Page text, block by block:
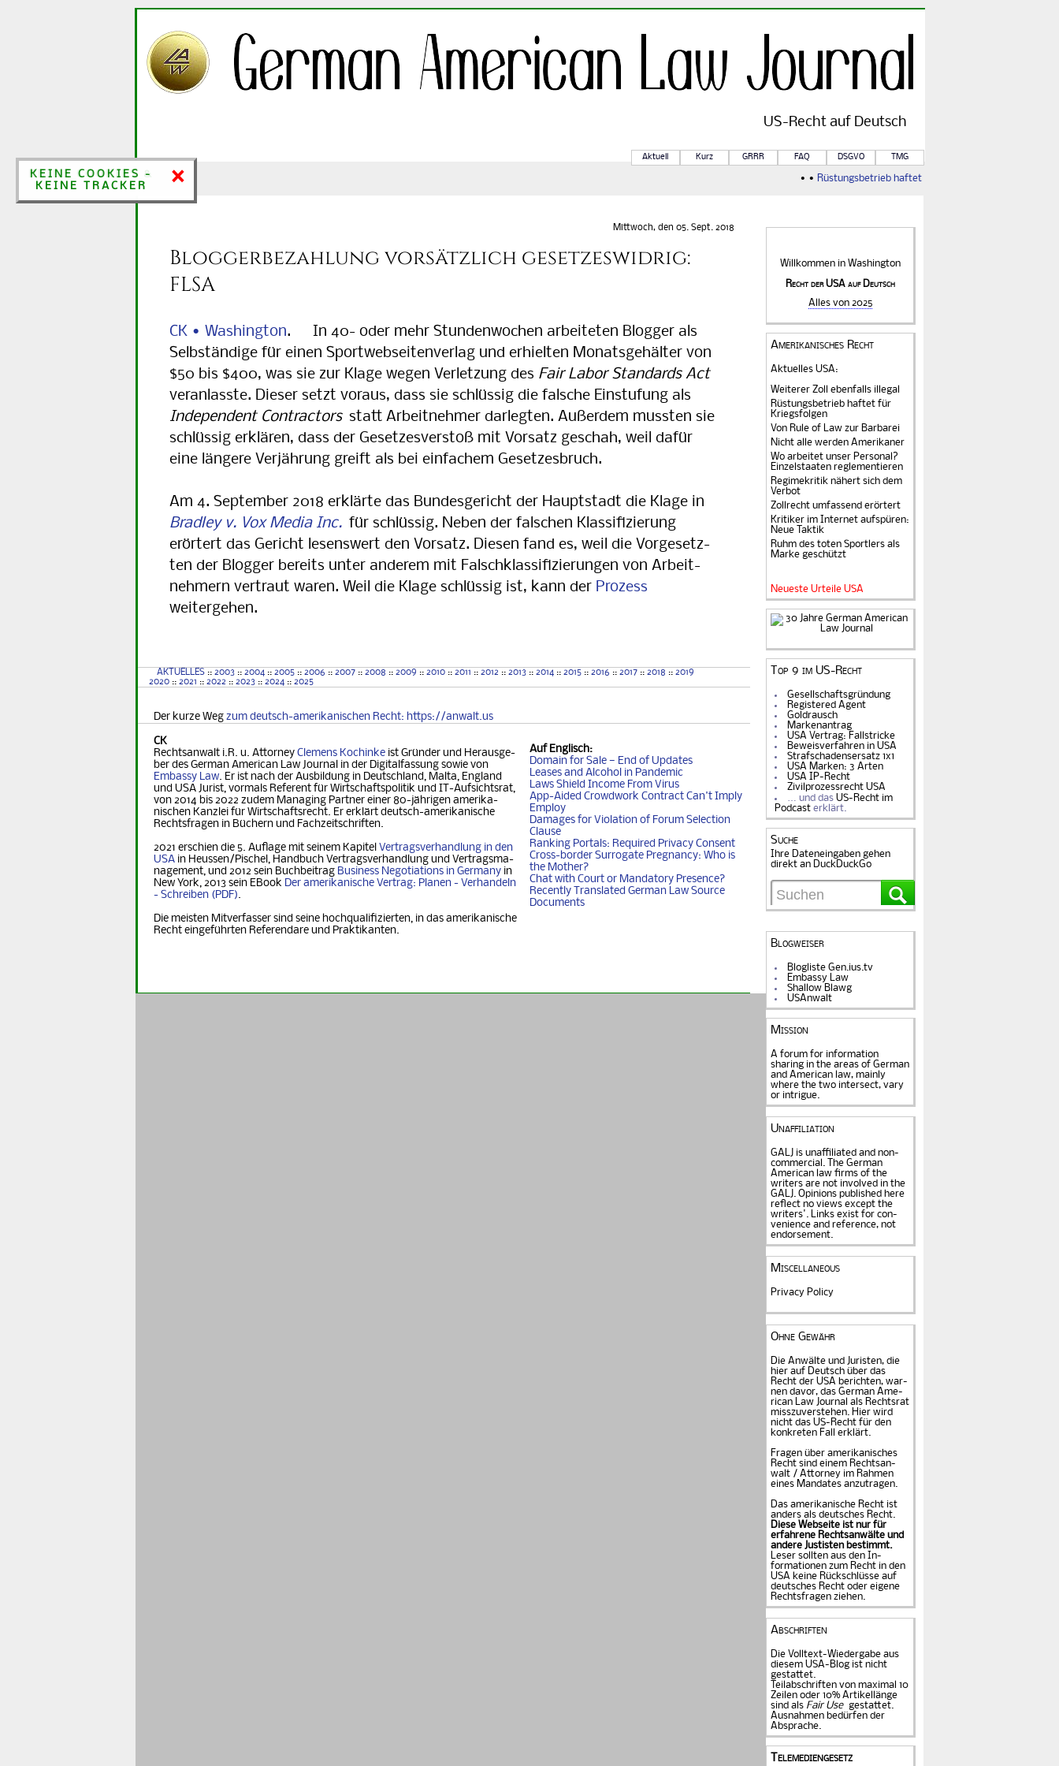
×
KEINE COOKIES &
KEINE TRACKER
US-Rechtauf Deutsch
Aktuell Kurz GRRR FAQ DSGVO TMG
• • Rüstungsbetrieb haftet für Kriegsfolgen
Mittwoch, den 05. Sept. 2018
Bloggerbezahlung vorsätzlich gesetzeswidrig:
FLSA
CK • Washington. In 40- oder mehr Stundenwochen arbeiteten Blogger als
Selbständige für einen Sportwebseitenverlag und erhielten Monatsgehälter von
$50 bis $400, was sie zur Klage wegen Verletzung des Fair Labor Stan­dards Act
veranlasste. Dieser setzt voraus, dass sie schlüssig die falsche Ein­stu­fung als
Independent Contractors statt Arbeitnehmer darlegten. Außer­dem mussten sie
schlüssig erklären, dass der Gesetzesverstoß mit Vorsatz geschah, weil dafür
eine längere Verjährung greift als bei einfachem Gesetzesbruch.
Am 4. Sep­tem­ber 2018 erklärte das Bundesgericht der Hauptstadt die Klage in
Bradley v. Vox Media Inc. für schlüssig. Neben der falschen Klassifizierung
erörtert das Ge­richt lesenswert den Vorsatz. Diesen fand es, weil die Vor­ge­setz­
ten der Blogger be­reits unter anderem mit Falschklassifizierungen von Ar­beit­
neh­mern vertraut waren. Weil die Klage schlüssig ist, kann der Prozess
weitergehen.
AKTUELLES :: 2003 :: 2004 :: 2005 :: 2006 :: 2007 :: 2008 :: 2009 :: 2010 :: 2011 :: 2012 :: 2013 :: 2014 :: 2015 :: 2016 :: 2017 :: 2018 :: 2019
2020 :: 2021 :: 2022 :: 2023 :: 2024 :: 2025
Der kurze Weg zum deutsch-amerikanischen Recht: https://anwalt.us
Auf Englisch:
Domain for Sale — End of Updates
Leases and Alcohol in Pandemic
Laws Shield Income From Virus
App-Aided Crowdwork Contract Can't Imply
Employ
Damages for Violation of Forum Selection
Clause
Ranking Portals: Required Privacy Consent
Cross-border Surrogate Pregnancy: Who is
the Mother?
Chat with Court or Mandatory Presence?
Recently Translated German Law Source
Documents
CK
Rechtsanwalt i.R. u. Attorney Clemens Kochinke ist Gründer und Her­aus­ge­
ber des German Ame­ri­can Law Journal in der Digitalfassung so­wie von
Embassy Law. Er ist nach der Ausbildung in Deutschland, Mal­ta, Eng­land
und USA Jurist, vormals Referent für Wirt­schafts­politik und IT-Auf­sichtsrat,
von 2014 bis 2022 zudem Managing Part­ner einer 80-jäh­ri­gen ame­ri­ka­
nischen Kanzlei für Wirtschaftsrecht. Er erklärt deutsch-ame­ri­ka­ni­sche
Rechts­fra­gen in Büchern und Fachzeitschriften.
2021 erschien die 5. Auflage mit seinem Kapitel Vertragsverhandlung in den
USA in Heus­sen/Pischel, Handbuch Vertragsverhandlung und Ver­trags­ma­
na­ge­ment, und 2012 sein Buchbeitrag Business Nego­ti­ati­ons in Ger­ma­ny in
New York, 2013 sein EBook Der ame­ri­ka­ni­sche Vertrag: Planen - Ver­han­deln
- Schreiben
.
Die meisten Mitverfasser sind seine hochqualifizierten, in das amerikanische
Recht eingeführten Referendare und Praktikanten.
Willkommen in Washington
Recht der USA auf Deutsch
Alles von 2025
Amerikanisches Recht
Aktuelles USA:
Weiterer Zoll ebenfalls illegal
Rüstungsbetrieb haftet für
Kriegsfolgen
Von Rule of Law zur Barbarei
Nicht alle werden Amerikaner
Wo arbeitet unser Personal?
Einzelstaaten reglementieren
Regimekritik nähert sich dem
Verbot
Zollrecht umfassend erörtert
Kritiker im Internet aufspüren:
Neue Taktik
Ruhm des toten Sportlers als
Marke geschützt
Neueste Urteile USA
Top 9 im US-Recht
Gesellschaftsgründung
Registered Agent
Goldrausch
Markenantrag
USA Vertrag: Fallstricke
Beweisverfahren in USA
Strafschadensersatz 1x1
USA Marken: 3 Arten
USA IP-Recht
Zivilprozessrecht USA
… und dasUS-Recht im
Podcast erklärt.
Suche
Ihre Dateneingaben gehen
direkt an DuckDuckGo
Blogweiser
Blogliste Gen.ius.tv
Embassy Law
Shallow Blawg
USAnwalt
Mission
A forum for information
sharing in the areas of German
and American law, mainly
where the two intersect, vary
or intrigue.
Unaffiliation
GALJ is unaffiliated and non-
commercial. The Ger­man
American law firms of the
writers are not in­volved in the
GALJ. Opi­nions published here
reflect no views except the
writers'. Links exist for con­
venience and refe­rence, not
endorse­ment.
Miscellaneous
Privacy Policy
Ohne Gewähr
Die Anwälte und Juristen, die
hier auf Deutsch über das
Recht der USA be­rich­ten, war­
nen davor, das German Ame­
rican Law Journal als Rechts­rat
miss­zu­verstehen. Hier wird
nicht das US-Recht für den
konkreten Fall er­klärt.
Fragen über amerika­ni­sches
Recht sind einem Rechts­an­
walt / Attorney im Rahmen
eines Mandates an­zu­tragen.
Das amerikanische Recht ist
anders als deutsches Recht.
Diese Webseite ist nur für
erfahrene Rechtsanwälte und
andere Justisten be­stimmt.
Leser sollten aus den In­
formationen zum Recht in den
USA keine Rückschlüsse auf
deutsches Recht oder eigene
Rechtsfragen ziehen.
Abschriften
Die Volltext-Wiedergabe aus
diesem USA-Blog ist nicht
gestattet.
Teilabschriften von maximal 10
Zeilen oder 10% Artikellänge
sind als Fair Use
gestattet.
Ausnahmen bedürfen der
Absprache.
Telemediengesetz
×
KEINE COOKIES -
KEINE TRACKER